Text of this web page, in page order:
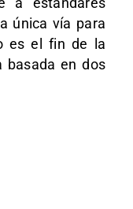
única vía para
es el fin de la
basada en dos